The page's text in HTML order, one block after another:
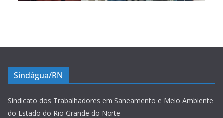
Sindágua/RN
Sindicato dos Trabalhadores em Saneamento e Meio Ambiente
do Estado do Rio Grande do Norte